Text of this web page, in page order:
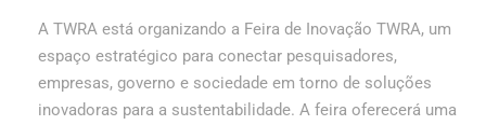
A TWRA está organizando a Feira de Inovação TWRA, um
espaço estratégico para conectar pesquisadores,
empresas, governo e sociedade em torno de soluções
inovadoras para a sustentabilidade. A feira oferecerá uma